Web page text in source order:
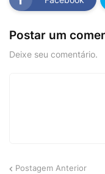
Postar um
Deixe seu comentário.
Postagem Anterior